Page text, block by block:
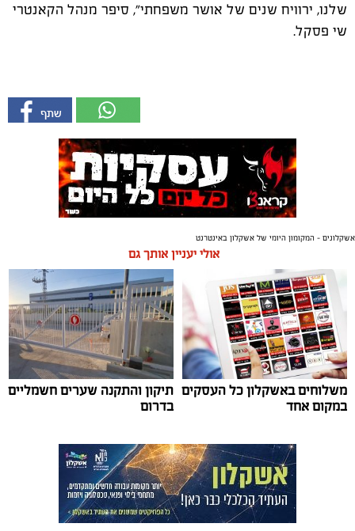
שלנו, ירוויח שנים של אושר משפחתי", סיפר מנהל הקאנטרי
שי פסקל.
אשקלונים - המקומון היומי של אשקלון באינטרנט
אולי יעניין אותך גם
משלוחים באשקלון כל העסקים
במקום אחד
תיקון והתקנה שערים חשמליים
בדרום